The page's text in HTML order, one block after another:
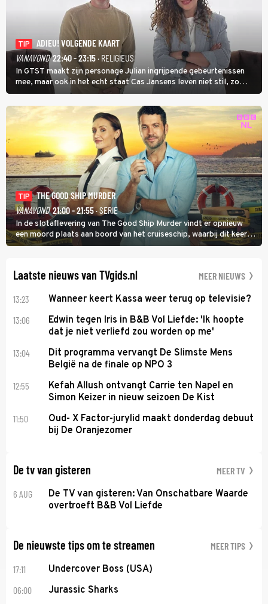
TIP
ADIEU! VOLGENDE KAART
VANAVOND 22:40 - 23:15· RELIGIEUS
In GTST maakt zijn personage Julian ingrijpende gebeurtenissen
mee, maar ook in het echt staat Cas Jansens leven niet stil, zo
vertelt hij in Adieu! Volgende Kaart.
TIP
THE GOOD SHIP MURDER
VANAVOND 21:00 - 21:55· SERIE
In de slotaflevering van The Good Ship Murder vindt er opnieuw
een moord plaats aan boord van het cruiseschip, waarbij dit keer
een bemanningslid het slachtoffer is en kapitein Marlowe de dader
Laatste nieuws van TVgids.nl MEER NIEUWS
13:23 Wanneer keert Kassa weer terug op televisie?
13:06
Edwin tegen Iris in B&B Vol Liefde: 'Ik hoopte
dat je niet verliefd zou worden op me'
13:04
Dit programma vervangt De Slimste Mens
België na de finale op NPO 3
12:55
Kefah Allush ontvangt Carrie ten Napel en
Simon Keizer in nieuw seizoen De Kist
11:50
Oud- X Factor-jurylid maakt donderdag debuut
bij De Oranjezomer
De tv van gisteren MEER TV
6 AUG
De TV van gisteren: Van Onschatbare Waarde
overtroeft B&B Vol Liefde
De nieuwste tips om te streamen MEER TIPS
17:11 Undercover Boss (USA)
06:00 Jurassic Sharks